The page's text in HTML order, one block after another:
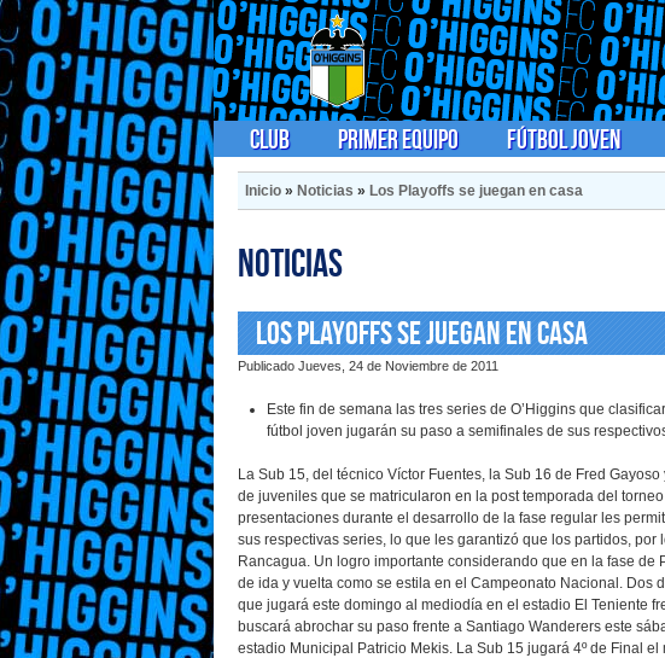
Club Primer Equipo Fútbol Joven
Inicio » Noticias » Los Playoffs se juegan en casa
Noticias
Los Playoffs se juegan en casa
Publicado Jueves, 24 de Noviembre de 2011
Este fin de semana las tres series de O’Higgins que
fútbol joven jugarán su paso a semifinales de sus
La Sub 15, del técnico Víctor Fuentes, la Sub 16 de Fred
de juveniles que se matricularon en la post temporada del
presentaciones durante el desarrollo de la fase regular les
sus respectivas series, lo que les garantizó que los partidos,
Rancagua. Un logro importante considerando que en la fase
de ida y vuelta como se estila en el Campeonato Nacional. Dos
que jugará este domingo al mediodía en el estadio El Teniente
buscará abrochar su paso frente a Santiago Wanderers este
estadio Municipal Patricio Mekis. La Sub 15 jugará 4º de Final